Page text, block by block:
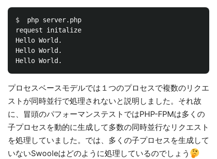
$
php server.php
request initalize
Hello World.
Hello World.
プロセスベースモデルでは１つのプロセスで複数のリクエ
ストが同時並行で処理されないと説明しました。それ故
に、冒頭のパフォーマンステストではPHP-FPMは多くの
子プロセスを動的に生成して多数の同時並行なリクエスト
を処理していました。では、多くの子プロセスを生成して
いないSwooleはどのように処理しているのでしょう